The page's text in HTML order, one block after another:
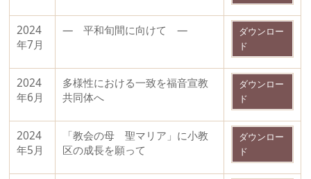
2024
年7月
― 平和旬間に向けて ―
ダウンロー
ド
2024
年6月
多様性における一致を福音宣教
共同体へ
ダウンロー
ド
2024
年5月
「教会の母 聖マリア」に小教
区の成長を願って
ダウンロー
ド